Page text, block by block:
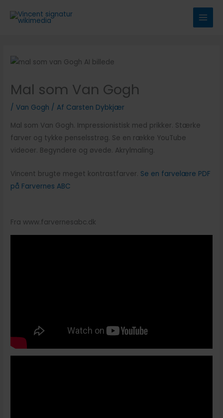
Mal som Van Gogh
/Van Gogh / Af Carsten Dybkjær
Mal som Van Gogh. Impressionistisk med prikker. Stærke
farver og tykke penselsstrøg. Se en række YouTube
videoer. Begyndere og øvede. Akrylmaling.
Vincent brugte meget kontrastfarver. Se en farvelære PDF
på Farvernes ABC
Fra www.farvernesabc.dk